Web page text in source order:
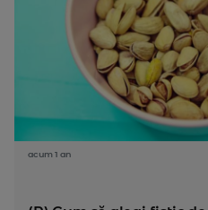
acum 1 an